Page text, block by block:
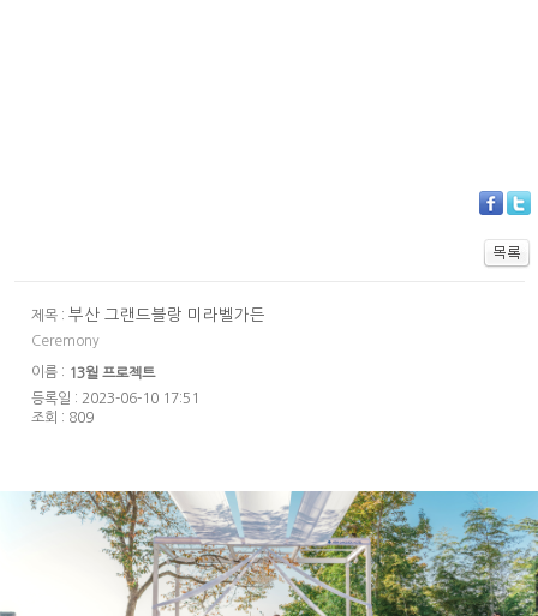
제목 : 부산 그랜드블랑 미라벨가든
Ceremony
이름 : 13월 프로젝트
등록일 : 2023-06-10 17:51
조회 : 809